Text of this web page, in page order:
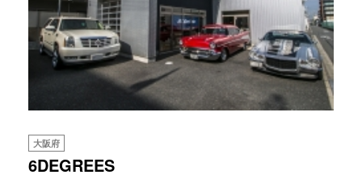
大阪府
6DEGREES